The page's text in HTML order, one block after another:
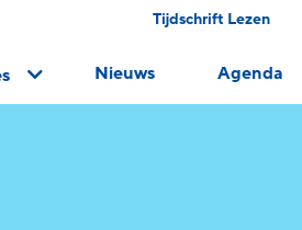
Tijdschrift Lezen
Nieuws Agenda